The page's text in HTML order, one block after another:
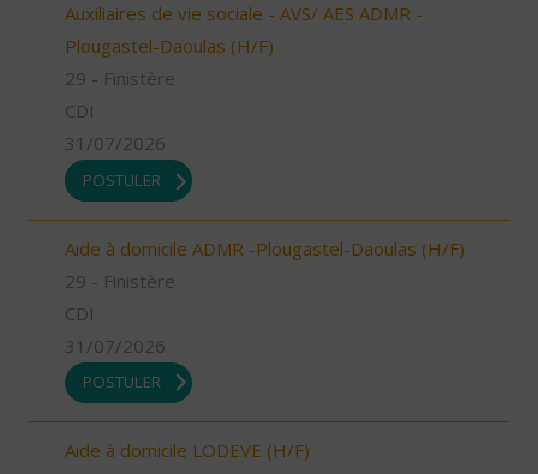
Auxiliaires de vie sociale - AVS/ AES ADMR -
Plougastel-Daoulas (H/F)
29 - Finistère
CDI
31/07/2026
POSTULER
Aide à domicile ADMR -Plougastel-Daoulas (H/F)
29 - Finistère
CDI
31/07/2026
POSTULER
Aide à domicile LODEVE (H/F)